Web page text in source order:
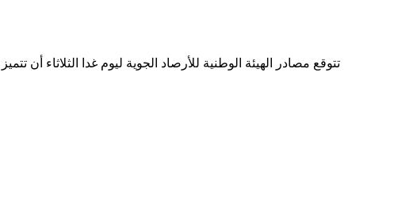
تتوقع مصادر الهيئة الوطنية للأرصاد الجوية ليوم غدا الثلاثاء